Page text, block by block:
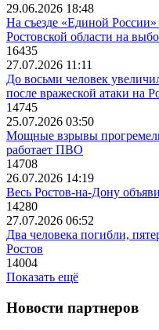
29.06.2026 18:48
На съезде «Единой
Ростовской области на
16435
27.07.2026 11:11
До восьми человек
после вражеской атаки на
14745
25.07.2026 03:50
Мощные взрывы
работает ПВО
14708
26.07.2026 14:19
Весь Ростов-на-Дону
14280
27.07.2026 06:52
Два человека погибли,
Ростов
14004
Показать ещё
Новости партнеров